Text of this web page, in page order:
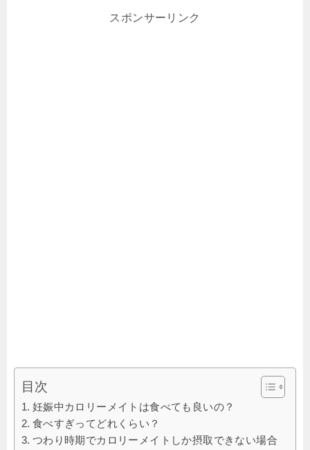
スポンサーリンク
目次
妊娠中カロリーメイトは食べても良いの？
食べすぎってどれくらい？
つわり時期でカロリーメイトしか摂取できない場合